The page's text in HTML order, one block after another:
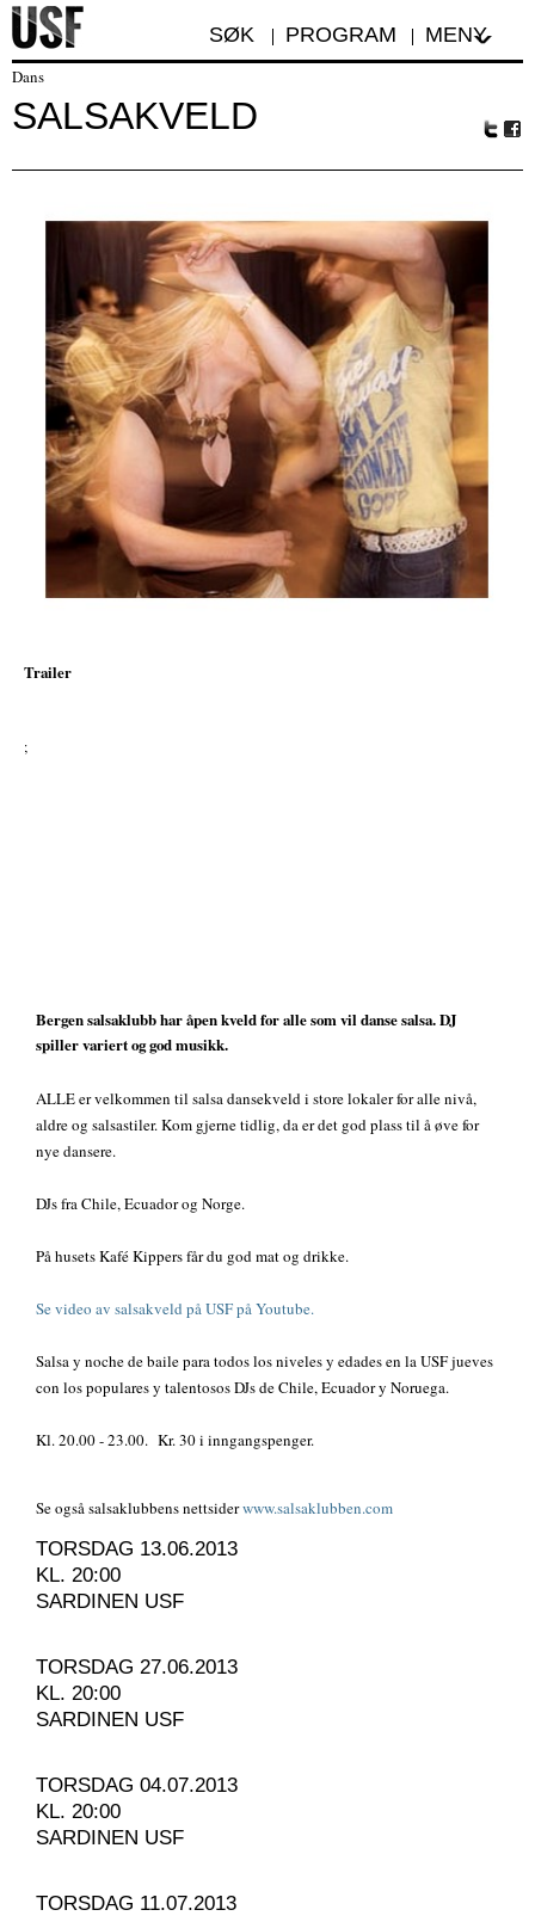
SØK PROGRAM MENY
Dans
SALSAKVELD
Trailer
;
Bergen salsaklubb har åpen kveld for alle som vil danse salsa. DJ
spiller variert og god musikk.
ALLE er velkommen til salsa dansekveld i store lokaler for alle nivå,
aldre og salsastiler. Kom gjerne tidlig, da er det god plass til å øve for
nye dansere.
DJs fra Chile, Ecuador og Norge.
På husets Kafé Kippers får du god mat og drikke.
Se video av salsakveld på USF på Youtube.
Salsa y noche de baile para todos los niveles y edades en la USF jueves
con los populares y talentosos DJs de Chile, Ecuador y Noruega.
Kl. 20.00 - 23.00. Kr. 30 i inngangspenger.
Se også salsaklubbens nettsiderwww.salsaklubben.com
TORSDAG 13.06.2013
KL. 20:00
SARDINEN USF
TORSDAG 27.06.2013
KL. 20:00
SARDINEN USF
TORSDAG 04.07.2013
KL. 20:00
SARDINEN USF
TORSDAG 11.07.2013